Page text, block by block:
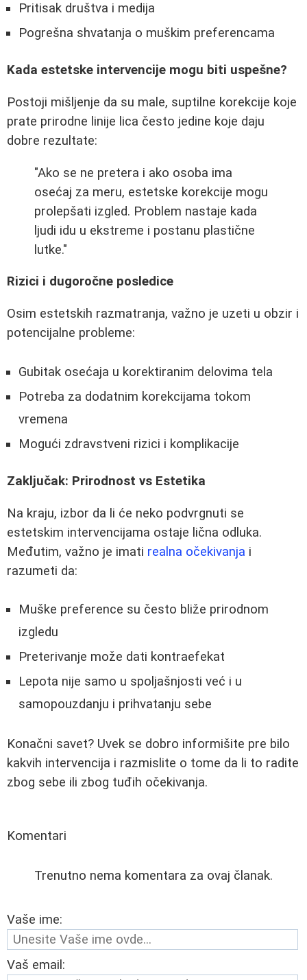
Pritisak društva i medija
Pogrešna shvatanja o muškim preferencama
Kada estetske intervencije mogu biti uspešne?
Postoji mišljenje da su male, suptilne korekcije koje
prate prirodne linije lica često jedine koje daju
dobre rezultate:
"Ako se ne pretera i ako osoba ima
osećaj za meru, estetske korekcije mogu
prolepšati izgled. Problem nastaje kada
ljudi idu u ekstreme i postanu plastične
lutke."
Rizici i dugoročne posledice
Osim estetskih razmatranja, važno je uzeti u obzir i
potencijalne probleme:
Gubitak osećaja u korektiranim delovima tela
Potreba za dodatnim korekcijama tokom
vremena
Mogući zdravstveni rizici i komplikacije
Zaključak: Prirodnost vs Estetika
Na kraju, izbor da li će neko podvrgnuti se
estetskim intervencijama ostaje lična odluka.
Međutim, važno je imati realna očekivanja i
razumeti da:
Muške preference su često bliže prirodnom
izgledu
Preterivanje može dati kontraefekat
Lepota nije samo u spoljašnjosti već i u
samopouzdanju i prihvatanju sebe
Konačni savet? Uvek se dobro informišite pre bilo
kakvih intervencija i razmislite o tome da li to radite
zbog sebe ili zbog tuđih očekivanja.
Komentari
Trenutno nema komentara za ovaj članak.
Vaše ime:
Vaš email: